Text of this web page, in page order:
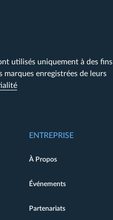
utilisés uniquement à des fins
enregistrées de leurs
ENTREPRISE
À Propos
Événements
Partenariats